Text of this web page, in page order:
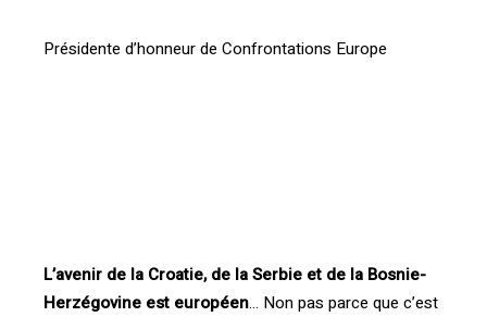
Présidente d’honneur de Confrontations Europe
L’avenir de la Croatie, de la Serbie et de la Bosnie-
Herzégovine est européen… Non pas parce que c’est